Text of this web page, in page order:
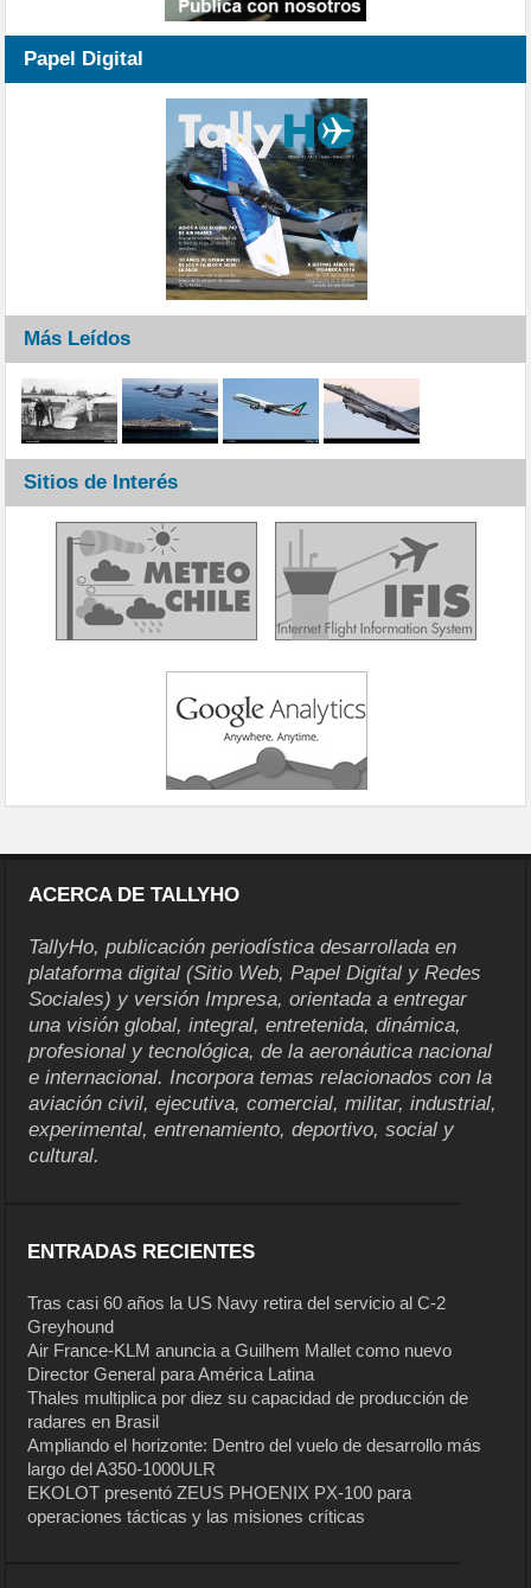
Papel Digital
Más Leídos
Sitios de Interés
ACERCA DE TALLYHO
TallyHo, publicación periodística desarrollada en
plataforma digital (Sitio Web, Papel Digital y Redes
Sociales) y versión Impresa, orientada a entregar
una visión global, integral, entretenida, dinámica,
profesional y tecnológica, de la aeronáutica nacional
e internacional. Incorpora temas relacionados con la
aviación civil, ejecutiva, comercial, militar, industrial,
experimental, entrenamiento, deportivo, social y
cultural.
ENTRADAS RECIENTES
Tras casi 60 años la US Navy retira del servicio al C-2
Greyhound
Air France-KLM anuncia a Guilhem Mallet como nuevo
Director General para América Latina
Thales multiplica por diez su capacidad de producción de
radares en Brasil
Ampliando el horizonte: Dentro del vuelo de desarrollo más
largo del A350-1000ULR
EKOLOT presentó ZEUS PHOENIX PX-100 para
operaciones tácticas y las misiones críticas